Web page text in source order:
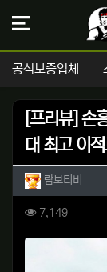
공식보증업체
[프리뷰] 손
대 최고 이
작성자 정
람보티비
컨텐츠 정
7,149조회
본문